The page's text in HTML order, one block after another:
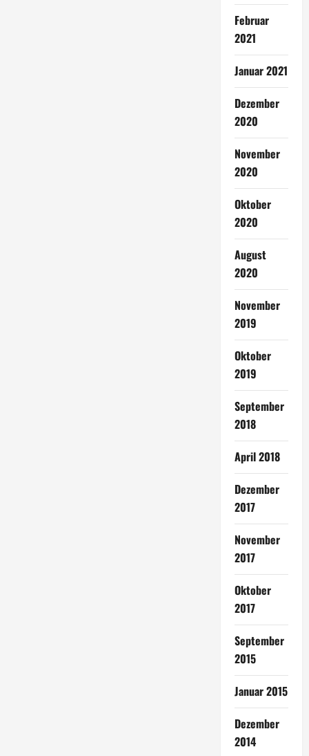
Februar
2021
Januar 2021
Dezember
2020
November
2020
Oktober
2020
August
2020
November
2019
Oktober
2019
September
2018
April 2018
Dezember
2017
November
2017
Oktober
2017
September
2015
Januar 2015
Dezember
2014